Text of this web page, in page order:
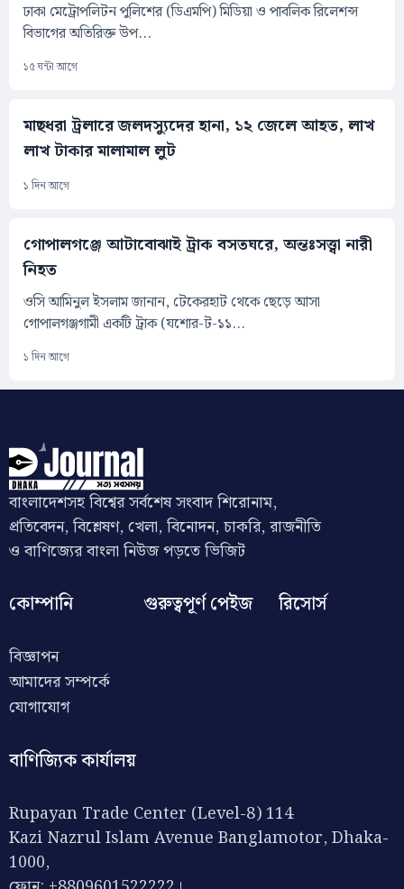
ঢাকা মেট্রোপলিটন পুলিশের (ডিএমপি) মিডিয়া ও পাবলিক রিলেশন্স
বিভাগের অতিরিক্ত উপ...
১৫ ঘন্টা আগে
মাছধরা ট্রলারে জলদস্যুদের হানা, ১২ জেলে আহত, লাখ
লাখ টাকার মালামাল লুট
১ দিন আগে
গোপালগঞ্জে আটাবোঝাই ট্রাক বসতঘরে, অন্তঃসত্ত্বা নারী
নিহত
ওসি আমিনুল ইসলাম জানান, টেকেরহাট থেকে ছেড়ে আসা
গোপালগঞ্জগামী একটি ট্রাক (যশোর-ট-১১...
১ দিন আগে
বাংলাদেশসহ বিশ্বের সর্বশেষ সংবাদ শিরোনাম,
প্রতিবেদন, বিশ্লেষণ, খেলা, বিনোদন, চাকরি, রাজনীতি
ও বাণিজ্যের বাংলা নিউজ পড়তে ভিজিট
কোম্পানি
বিজ্ঞাপন
আমাদের সম্পর্কে
যোগাযোগ
গুরুত্বপূর্ণ পেইজ রিসোর্স
বাণিজ্যিক কার্যালয়
Rupayan Trade Center (Level-8) 114
Kazi Nazrul Islam Avenue Banglamotor, Dhaka-
1000,